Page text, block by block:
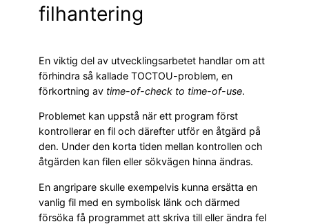
filhantering
En viktig del av utvecklingsarbetet handlar om att
förhindra så kallade TOCTOU-problem, en
förkortning av time-of-check to time-of-use.
Problemet kan uppstå när ett program först
kontrollerar en fil och därefter utför en åtgärd på
den. Under den korta tiden mellan kontrollen och
åtgärden kan filen eller sökvägen hinna ändras.
En angripare skulle exempelvis kunna ersätta en
vanlig fil med en symbolisk länk och därmed
försöka få programmet att skriva till eller ändra fel